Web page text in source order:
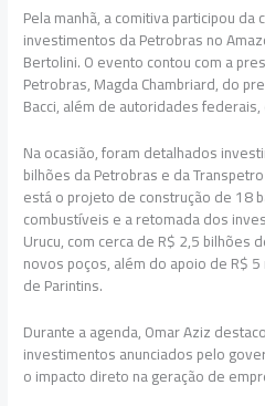
Pela manhã, a comitiva participou
investimentos da Petrobras no
Bertolini. O evento contou com a
Petrobras, Magda Chambriard, do
Bacci, além de autoridades
Na ocasião, foram detalhados
bilhões da Petrobras e da
está o projeto de construção de 18
combustíveis e a retomada dos
Urucu, com cerca de R$ 2,5 bilhões
novos poços, além do apoio de R$
de Parintins.
Durante a agenda, Omar Aziz
investimentos anunciados pelo
o impacto direto na geração de